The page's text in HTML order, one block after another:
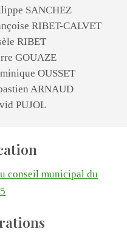
SANCHEZ
RIBET-CALVET
RIBET
GOUAZE
OUSSET
ARNAUD
PUJOL
conseil municipal du